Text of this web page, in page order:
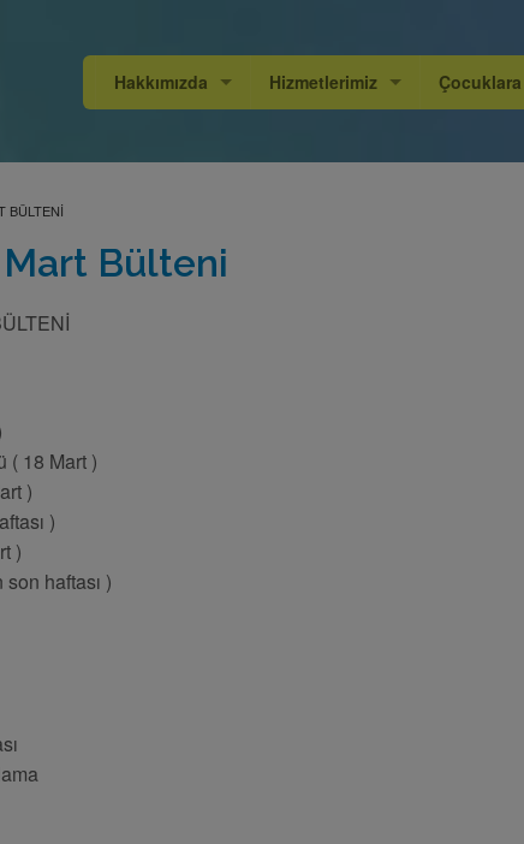
Hakkımızda Hizmetlerimiz
BÜLTENI
Mart Bülteni
( 18 Mart )
)
)
)
son haftası )